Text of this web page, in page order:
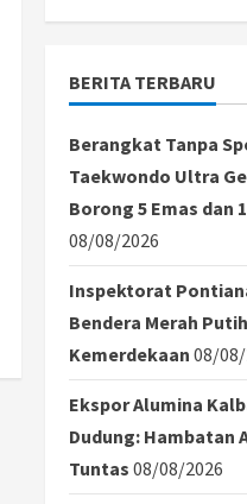
BERITA TERBARU
Berangkat Tanpa
Taekwondo Ultra
Borong 5 Emas dan
08/08/2026
Inspektorat
Bendera Merah
Kemerdekaan 08/
Ekspor Alumina
Dudung: Hambatan
Tuntas 08/08/2026